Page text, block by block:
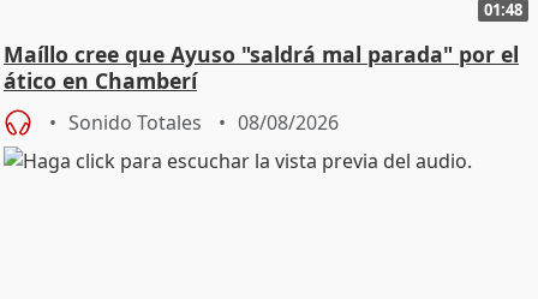
01:48
Maíllo cree que Ayuso "saldrá mal parada" por el
ático en Chamberí
Sonido Totales 08/08/2026